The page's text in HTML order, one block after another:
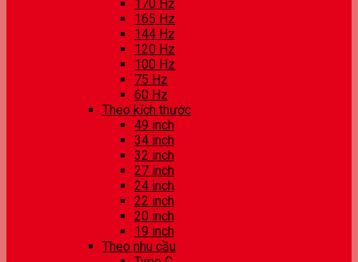
170 Hz
165 Hz
144 Hz
120 Hz
100 Hz
75 Hz
60 Hz
Theo kích thước
49 inch
34 inch
32 inch
27 inch
24 inch
22 inch
20 inch
19 inch
Theo nhu cầu